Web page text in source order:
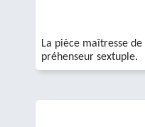
La pièce maîtresse
préhenseur sextuple.